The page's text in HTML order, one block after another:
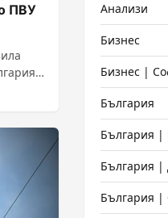
ПВУ Анализи
Бизнес
Бизнес |
България
България |
България |
България |